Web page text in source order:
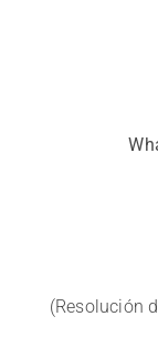
(Resolución